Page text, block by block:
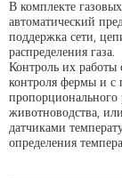
В комплекте
автоматический
поддержка сети,
распределения газа.
Контроль их работы
контроля фермы и с
пропорционального
животноводства,
датчиками
определения